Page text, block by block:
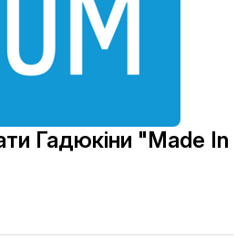
Гадюкіни "Made In